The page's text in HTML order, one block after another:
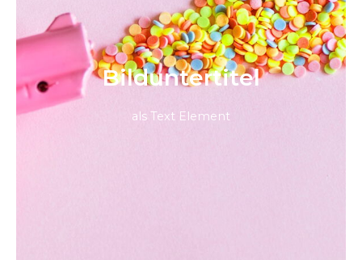
Bild­unter­titel
als Text Element